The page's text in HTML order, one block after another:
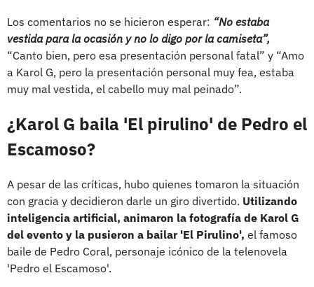
Los comentarios no se hicieron esperar: “No estaba
vestida para la ocasión y no lo digo por la camiseta”,
“Canto bien, pero esa presentación personal fatal” y “Amo
a Karol G, pero la presentación personal muy fea, estaba
muy mal vestida, el cabello muy mal peinado”.
¿Karol G baila 'El pirulino' de Pedro el
Escamoso?
A pesar de las críticas, hubo quienes tomaron la situación
con gracia y decidieron darle un giro divertido. Utilizando
inteligencia artificial, animaron la fotografía de Karol G
del evento y la pusieron a bailar 'El Pirulino', el famoso
baile de Pedro Coral, personaje icónico de la telenovela
'Pedro el Escamoso'.